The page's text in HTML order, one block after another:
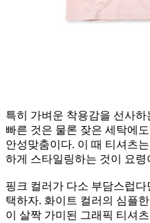
특히 가벼운 착용감을 선사
빠른 것은 물론 잦은 세탁에
안성맞춤이다. 이 때 티셔츠
하게 스타일링하는 것이 요령
핑크 컬러가 다소 부담스럽
택하자. 화이트 컬러의 심플
이 살짝 가미된 그래픽 티셔